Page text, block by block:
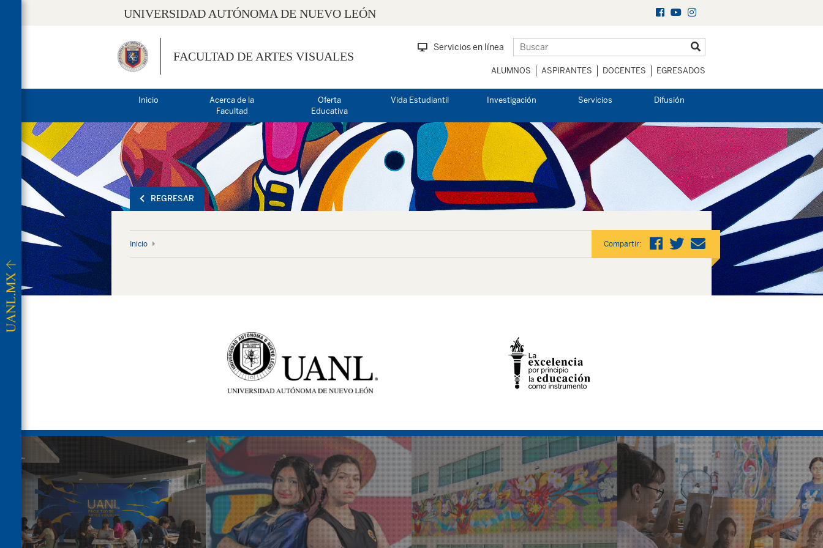
UNIVERSIDAD AUTÓNOMA DE NUEVO LEÓN
FACULTAD DE ARTES VISUALES
Servicios en línea
ALUMNOS ASPIRANTES DOCENTES EGRESADOS
Inicio
Acerca de la
Facultad
Oferta
Educativa
Vida Estudiantil Investigación Servicios Difusión
REGRESAR
Inicio Compartir: